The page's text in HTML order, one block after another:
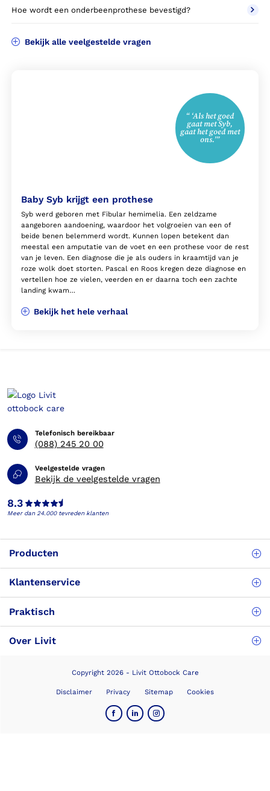
Hoe wordt een onderbeenprothese bevestigd?
Bekijk alle veelgestelde vragen
“ ‘Als het goed
gaat met Syb,
gaat het goed met
ons.’”
Baby Syb krijgt een prothese
Syb werd geboren met Fibular hemimelia. Een zeldzame
aangeboren aandoening, waardoor het volgroeien van een of
beide benen belemmerd wordt. Kunnen lopen betekent dan
meestal een amputatie van de voet en een prothese voor de rest
van je leven. Een diagnose die je als ouders in kraamtijd van je
roze wolk doet storten. Pascal en Roos kregen deze diagnose en
vertellen hoe ze vielen, veerden en er daarna toch een zachte
landing kwam…
Bekijk het hele verhaal
Telefonisch bereikbaar
(088) 245 20 00
Veelgestelde vragen
Bekijk de veelgestelde vragen
8.3
Meer dan 24.000 tevreden klanten
Producten
Klantenservice
Praktisch
Over Livit
Copyright 2026 - Livit Ottobock Care
Disclaimer Privacy Sitemap Cookies